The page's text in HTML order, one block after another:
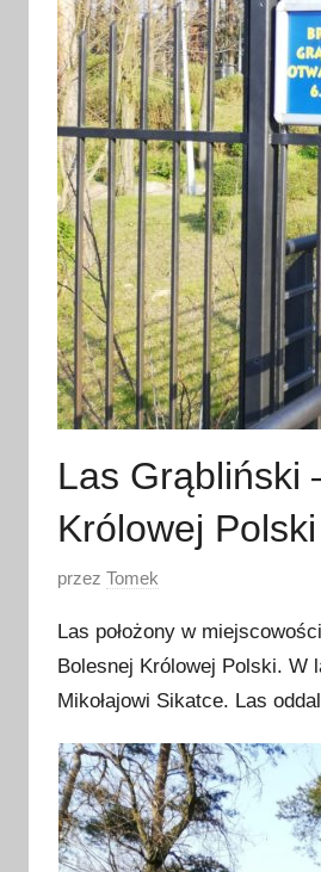
Las Grąbliński
Królowej
O
u
b
l
k
o
w
a
przez Tomek
Las położony w
Bolesnej Królowej Polski. W
Mikołajowi Sikatce. Las